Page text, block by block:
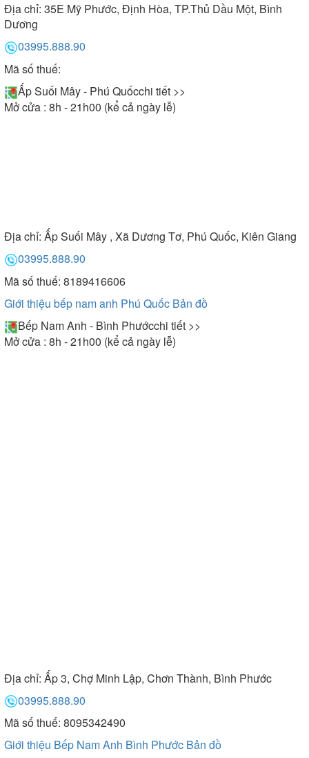
Địa chỉ: 35E Mỹ Phước, Định Hòa, TP.Thủ Dầu Một, Bình
Dương
03995.888.90
Mã số thuế:
Ấp Suối Mây - Phú Quốcchi tiết >>
Mở cửa : 8h - 21h00 (kể cả ngày lễ)
Địa chỉ: Ấp Suối Mây , Xã Dương Tơ, Phú Quốc, Kiên Giang
03995.888.90
Mã số thuế: 8189416606
Giới thiệu bếp nam anh Phú Quốc Bản đồ
Bếp Nam Anh - Bình Phướcchi tiết >>
Mở cửa : 8h - 21h00 (kể cả ngày lễ)
Địa chỉ: Ấp 3, Chợ Minh Lập, Chơn Thành, Bình Phước
03995.888.90
Mã số thuế: 8095342490
Giới thiệu Bếp Nam Anh Bình Phước Bản đồ